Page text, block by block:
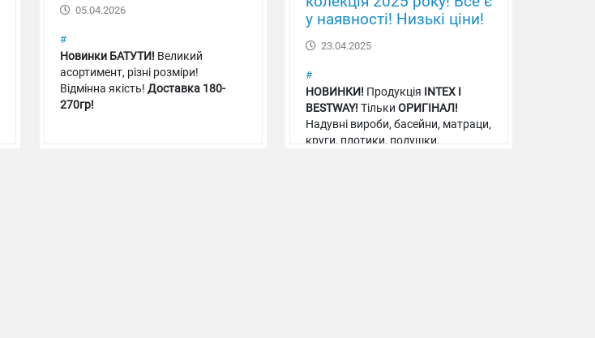
05.04.2026
#
Новинки БАТУТИ! Великий
асортимент, різні розміри!
Відмінна якість! Доставка 180-
270гр!
у наявності! Низькі ціни!
23.04.2025
#
НОВИНКИ! Продукція INTEX І
BESTWAY! Тільки ОРИГІНАЛ!
Надувні вироби, басейни, матраци,
круги, плотики, подушки,